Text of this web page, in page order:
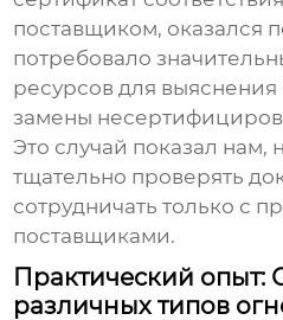
поставщиком, оказался
потребовало
ресурсов для выяснения
замены
Это случай показал нам,
тщательно проверять
сотрудничать только с
поставщиками.
Практический опыт:
различных типов